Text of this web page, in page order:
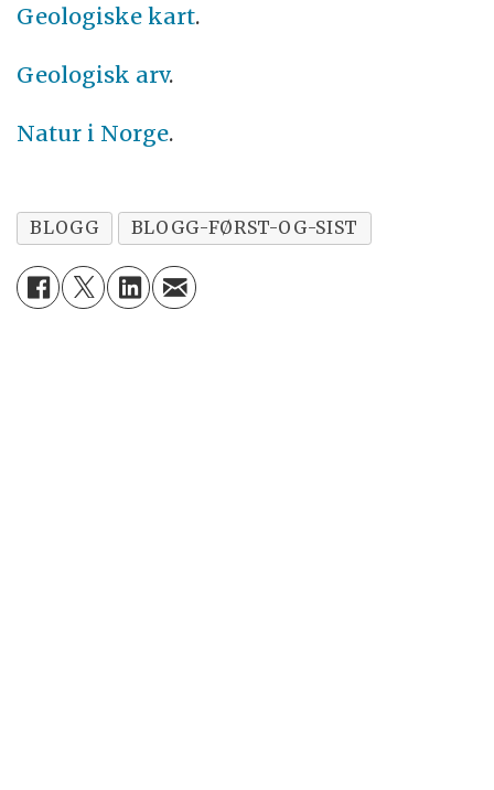
Geologiske kart.
Geologisk arv.
Natur i Norge.
BLOGG BLOGG-FØRST-OG-SIST